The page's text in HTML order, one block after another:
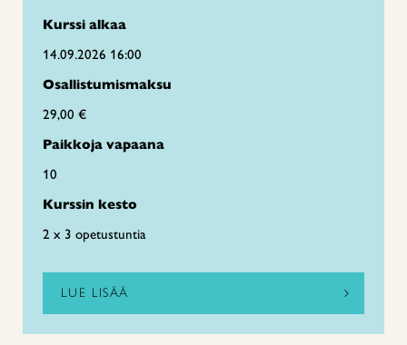
Kurssi alkaa
14.09.2026 16:00
Osallistumismaksu
29,00 €
Paikkoja vapaana
10
Kurssin kesto
2 x 3 opetustuntia
LUE LISÄÄ